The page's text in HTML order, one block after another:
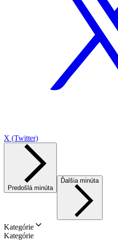
X (Twitter)
Predošlá minúta
Ďalšia minúta
Kategórie
Kategórie